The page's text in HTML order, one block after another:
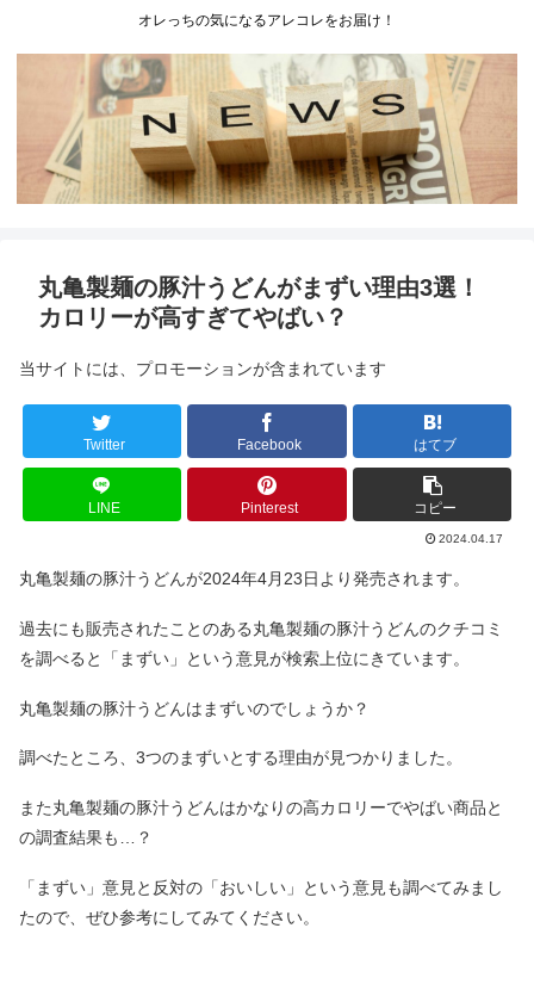
オレっちの気になるアレコレをお届け！
丸亀製麺の豚汁うどんがまずい理由3選！
カロリーが高すぎてやばい？
当サイトには、プロモーションが含まれています
Twitter Facebook はてブ
LINE Pinterest コピー
2024.04.17
丸亀製麺の豚汁うどんが2024年4月23日より発売されます。
過去にも販売されたことのある丸亀製麺の豚汁うどんのクチコミ
を調べると「まずい」という意見が検索上位にきています。
丸亀製麺の豚汁うどんはまずいのでしょうか？
調べたところ、3つのまずいとする理由が見つかりました。
また丸亀製麺の豚汁うどんはかなりの高カロリーでやばい商品と
の調査結果も…？
「まずい」意見と反対の「おいしい」という意見も調べてみまし
たので、ぜひ参考にしてみてください。